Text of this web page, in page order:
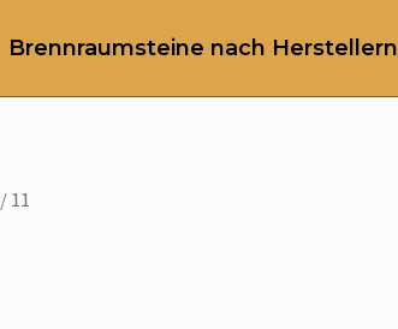
Brennraumsteine nach Herstellern
/ 11